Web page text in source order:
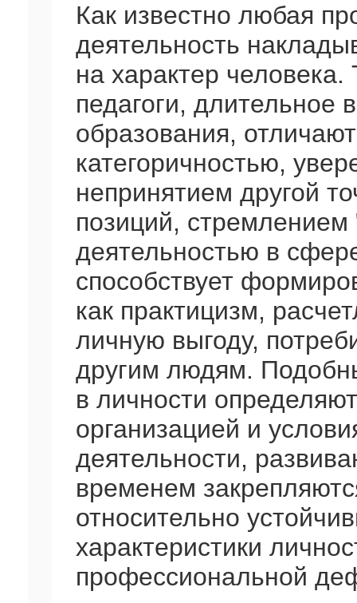
Как известно любая
деятельность
на характер человека.
педагоги,
образования,
категоричностью,
непринятием другой
позиций, стремлением
деятельностью в
способствует
как практицизм,
личную выгоду,
другим людям.
в личности
организацией и
деятельности,
временем
относительно
характеристики
профессиональной